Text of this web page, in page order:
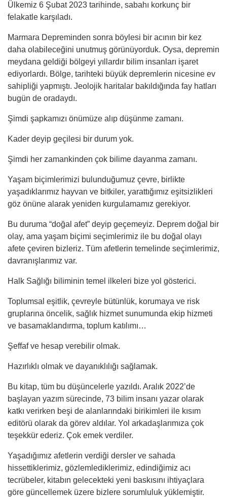
Ülkemiz 6 Şubat 2023 tarihinde, sabahı korkunç bir
felakatle karşıladı.
Marmara Depreminden sonra böylesi bir acının bir kez
daha olabileceğini unutmuş görünüyorduk. Oysa, depremin
meydana geldiği bölgeyi yıllardır bilim insanları işaret
ediyorlardı. Bölge, tarihteki büyük depremlerin nicesine ev
sahipliği yapmıştı. Jeolojik haritalar bakıldığında fay hatları
bugün de oradaydı.
Şimdi şapkamızı önümüze alıp düşünme zamanı.
Kader deyip geçilesi bir durum yok.
Şimdi her zamankinden çok bilime dayanma zamanı.
Yaşam biçimlerimizi bulunduğumuz çevre, birlikte
yaşadıklarımız hayvan ve bitkiler, yarattığımız eşitsizlikleri
göz önüne alarak yeniden kurgulamamız gerekiyor.
Bu duruma “doğal afet” deyip geçemeyiz. Deprem doğal bir
olay, ama yaşam biçimi seçimlerimiz ile bu doğal olayı
afete çeviren bizleriz. Tüm afetlerin temelinde seçimlerimiz,
davranışlarımız var.
Halk Sağlığı biliminin temel ilkeleri bize yol gösterici.
Toplumsal eşitlik, çevreyle bütünlük, korumaya ve risk
gruplarına öncelik, sağlık hizmet sunumunda ekip hizmeti
ve basamaklandırma, toplum katılımı…
Şeffaf ve hesap verebilir olmak.
Hazırlıklı olmak ve dayanıklılığı sağlamak.
Bu kitap, tüm bu düşüncelerle yazıldı. Aralık 2022’de
başlayan yazım sürecinde, 73 bilim insanı yazar olarak
katkı verirken beşi de alanlarındaki birikimleri ile kısım
editörü olarak da görev aldılar. Yol arkadaşlarımıza çok
teşekkür ederiz. Çok emek verdiler.
Yaşadığımız afetlerin verdiği dersler ve sahada
hissettiklerimiz, gözlemlediklerimiz, edindiğimiz acı
tecrübeler, kitabın gelecekteki yeni baskısını ihtiyaçlara
göre güncellemek üzere bizlere sorumluluk yüklemiştir.